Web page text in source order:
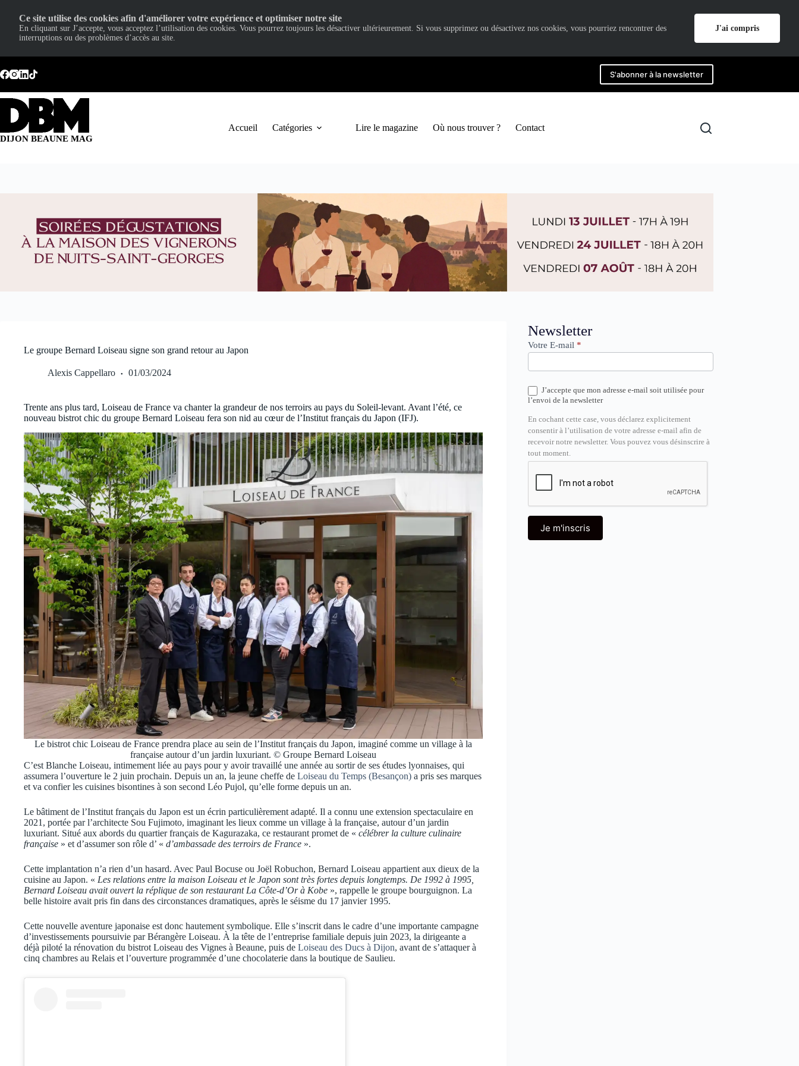
au
contenu
S'abonner à la newsletter
DIJON BEAUNE MAG
Accueil Catégories Lire le magazine Où nous trouver ? Contact
Le groupe Bernard Loiseau signe son grand retour au Japon
Alexis Cappellaro 01/03/2024
Trente ans plus tard, Loiseau de France va chanter la grandeur de nos terroirs au pays du Soleil-levant. Avant l’été, ce
nouveau bistrot chic du groupe Bernard Loiseau fera son nid au cœur de l’Institut français du Japon (IFJ).
Le bistrot chic Loiseau de France prendra place au sein de l’Institut français du Japon, imaginé comme un village à la
française autour d’un jardin luxuriant. © Groupe Bernard Loiseau
C’est Blanche Loiseau, intimement liée au pays pour y avoir travaillé une année au sortir de ses études lyonnaises, qui
assumera l’ouverture le 2 juin prochain. Depuis un an, la jeune cheffe de Loiseau du Temps (Besançon) a pris ses marques
et va confier les cuisines bisontines à son second Léo Pujol, qu’elle forme depuis un an.
Le bâtiment de l’Institut français du Japon est un écrin particulièrement adapté. Il a connu une extension spectaculaire en
2021, portée par l’architecte Sou Fujimoto, imaginant les lieux comme un village à la française, autour d’un jardin
luxuriant. Situé aux abords du quartier français de Kagurazaka, ce restaurant promet de « célébrer la culture culinaire
française » et d’assumer son rôle d’ « d’ambassade des terroirs de France ».
Cette implantation n’a rien d’un hasard. Avec Paul Bocuse ou Joël Robuchon, Bernard Loiseau appartient aux dieux de la
cuisine au Japon. « Les relations entre la maison Loiseau et le Japon sont très fortes depuis longtemps. De 1992 à 1995,
Bernard Loiseau avait ouvert la réplique de son restaurant La Côte-d’Or à Kobe », rappelle le groupe bourguignon. La
belle histoire avait pris fin dans des circonstances dramatiques, après le séisme du 17 janvier 1995.
Cette nouvelle aventure japonaise est donc hautement symbolique. Elle s’inscrit dans le cadre d’une importante campagne
d’investissements poursuivie par Bérangère Loiseau. À la tête de l’entreprise familiale depuis juin 2023, la dirigeante a
déjà piloté la rénovation du bistrot Loiseau des Vignes à Beaune, puis de Loiseau des Ducs à Dijon, avant de s’attaquer à
cinq chambres au Relais et l’ouverture programmée d’une chocolaterie dans la boutique de Saulieu.
Newsletter
Newsletter
Votre E-mail *
J’accepte que mon adresse e-mail soit utilisée pour
l’envoi de la newsletter
En cochant cette case, vous déclarez explicitement
consentir à l’utilisation de votre adresse e-mail afin de
recevoir notre newsletter. Vous pouvez vous désinscrire à
tout moment.
Je m'inscris
Ce site utilise des cookies afin d'améliorer votre expérience et optimiser notre site
En cliquant sur J’accepte, vous acceptez l’utilisation des cookies. Vous pourrez toujours les désactiver ultérieurement. Si vous supprimez ou désactivez nos cookies, vous pourriez rencontrer des
interruptions ou des problèmes d’accès au site.
J'ai compris